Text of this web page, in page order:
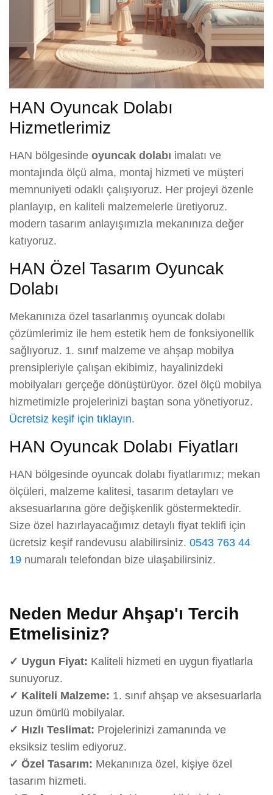
HAN Oyuncak Dolabı
Hizmetlerimiz
HAN bölgesinde oyuncak dolabı imalatı ve
montajında ölçü alma, montaj hizmeti ve müşteri
memnuniyeti odaklı çalışıyoruz. Her projeyi özenle
planlayıp, en kaliteli malzemelerle üretiyoruz.
modern tasarım anlayışımızla mekanınıza değer
katıyoruz.
HAN Özel Tasarım Oyuncak
Dolabı
Mekanınıza özel tasarlanmış oyuncak dolabı
çözümlerimiz ile hem estetik hem de fonksiyonellik
sağlıyoruz. 1. sınıf malzeme ve ahşap mobilya
prensipleriyle çalışan ekibimiz, hayalinizdeki
mobilyaları gerçeğe dönüştürüyor. özel ölçü mobilya
hizmetimizle projelerinizi baştan sona yönetiyoruz.
Ücretsiz keşif için tıklayın.
HAN Oyuncak Dolabı Fiyatları
HAN bölgesinde oyuncak dolabı fiyatlarımız; mekan
ölçüleri, malzeme kalitesi, tasarım detayları ve
aksesuarlarına göre değişkenlik göstermektedir.
Size özel hazırlayacağımız detaylı fiyat teklifi için
ücretsiz keşif randevusu alabilirsiniz. 0543 763 44
19 numaralı telefondan bize ulaşabilirsiniz.
Neden Medur Ahşap'ı Tercih
Etmelisiniz?
✓ Uygun Fiyat: Kaliteli hizmeti en uygun fiyatlarla
sunuyoruz.
✓ Kaliteli Malzeme: 1. sınıf ahşap ve aksesuarlarla
uzun ömürlü mobilyalar.
✓ Hızlı Teslimat: Projelerinizi zamanında ve
eksiksiz teslim ediyoruz.
✓ Özel Tasarım: Mekanınıza özel, kişiye özel
tasarım hizmeti.